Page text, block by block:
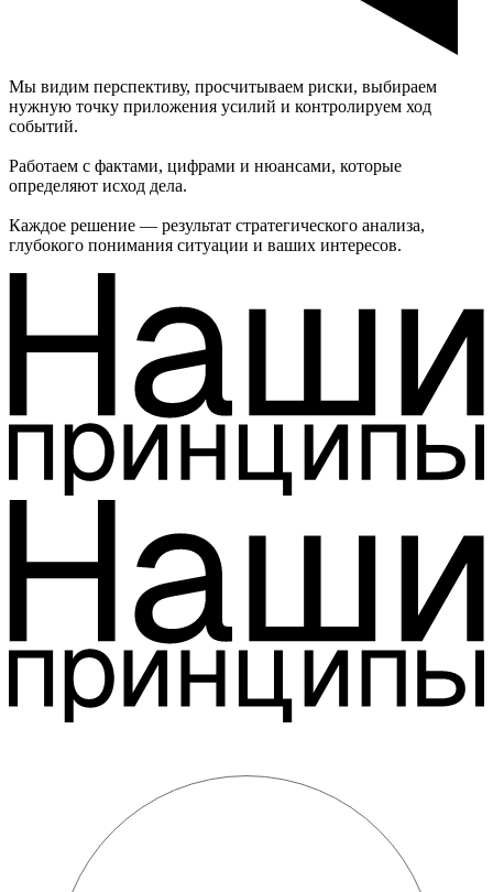
Мы видим перспективу, просчитываем риски, выбираем
нужную точку приложения усилий и контролируем ход
событий.
Работаем с фактами, цифрами и нюансами, которые
определяют исход дела.
Каждое решение — результат стратегического анализа,
глубокого понимания ситуации и ваших интересов.